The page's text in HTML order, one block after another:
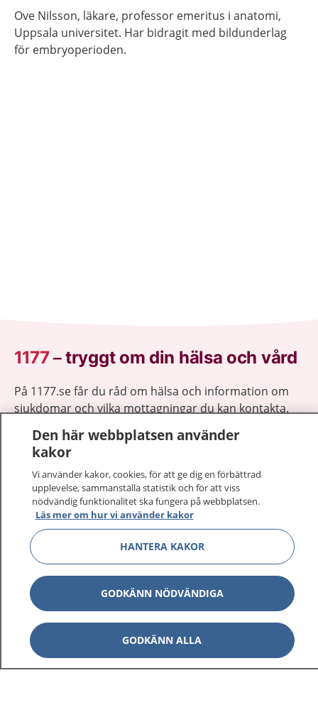
Ove Nilsson, läkare, professor emeritus i anatomi,
Uppsala universitet. Har bidragit med bildunderlag
för embryoperioden.
1177–tryggt om din hälsa och vård
På 1177.se får du råd om hälsa och information om
sjukdomar och vilka mottagningar du kan kontakta.
vårdärenden. Ring telefonnummer 1177 för
sjukvårdsrådgivning dygnet runt.
1177 ger dig råd när du vill må bättre.
Visa
Om 1177 Visa
Kontakt Visa
Den här webbplatsen använder
kakor
Vi använder kakor, cookies, för att ge dig en förbättrad
upplevelse, sammanställa statistik och för att viss
nödvändig funktionalitet ska fungera på webbplatsen.
Läs mer om hur vi använder kakor
HANTERA KAKOR
GODKÄNN NÖDVÄNDIGA
GODKÄNN ALLA